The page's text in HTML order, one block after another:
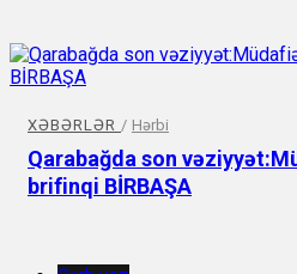
XƏBƏRLƏR / Hərbi
Qarabağda son
brifinqi BİRBAŞA